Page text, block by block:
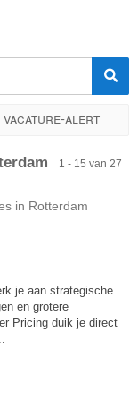
Vacature-alert
Uitzendbureau1 - 15 van 27
in Rotterdam
je aan strategische
en grotere
Pricing duik je direct